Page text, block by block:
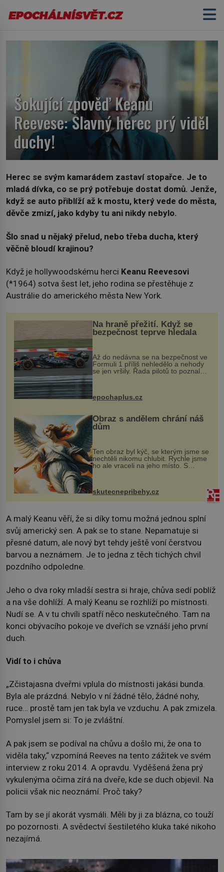
Šokující zpověď Keanu
Reevese: Slavný herec prý viděl
duchy!
Herec se svým kamarádem zastaví stopařce. Je to
mladá dívka, co se prý potřebuje dostat domů. Jenže,
když se auto přiblíží až k mostu, který vede do města,
děvče zmizí, jako kdyby tu ani nikdy nebylo.
Šlo snad u nějaký přelud, nebo třeba ducha, který
věčně bloudí krajinou?
Když je hollywoodskému herci Keanu Reevesovi
(*1964) sotva šest let, jeho rodina se přestěhuje z
Austrálie do amerického města New York.
Na hraně přežití. Když se
bezpečnost teprve hledala
Až do nedávna se na bezpečnost ve
Formuli 1 příliš nehledělo a nehody
se jen vršily. Řada pilotů to poznala
na vlastní kůži, často s trvalými
následky nebo bohužel i ztrátou
života. Dnes nepochopiteln...
epochaplus.cz
Obraz s andělem chrání náš
dům
Ten obraz byl kýč, se kterým jsme se
nechtěli nikomu chlubit. Rychle jsme
ho ale vraceli na jeho místo. S
manželem Vaškem jsme si pořídili
chaloupku, takový domek na severu
Čech, kde jsme si naplánova...
skutecnepribehy.cz
A malý Keanu věří, že si díky tomu možná jednou splní
svůj americký sen. A pak se to stane. Nepamatuje si
přesné datum, ale nový byt tehdy ještě voní čerstvou
barvou a neznámem. Je to jedna z těch tichých chvil
pozdního odpoledne.
Jeho o dva roky mladší sestra si hraje, chůva sedí poblíž
a na vše dohlíží. A malý Keanu se rozhlíží po místnosti.
Nudí se. A v tu chvíli spatří něco neskutečného. Tam na
konci obývacího pokoje ve dveřích se vznáší jeho první
duch.
Vidí to i chůva
„Zčistajasna dveřmi vplula do místnosti jakási bunda.
Byla ale prázdná. Nebylo v ní žádné tělo, žádné nohy,
ruce… prostě tam jen tak byla ve vzduchu. A pak zmizela.
Pomyslel jsem si: To je zvláštní.
A pak jsem se podíval na chůvu a došlo mi, že ona to
viděla taky,“ vzpomíná Reeves na tento zážitek ve svém
interview z roku 2014. A opravdu. Vyděšená žena prý
vykulenýma očima zírá na dveře, kde se duch objevil. Na
policii však nic neoznámí. Proč taky?
Tam by se jí akorát vysmáli. Měli by ji za blázna, co touží
po pozornosti. A svědectví šestiletého kluka také nikoho
nezajímá.